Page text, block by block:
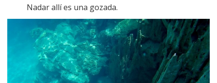
Nadar allí es una gozada.